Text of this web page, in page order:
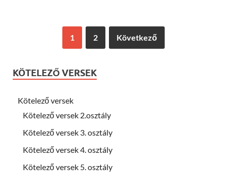
1 2 Következő
KÖTELEZŐ VERSEK
Kötelező versek
Kötelező versek 2.osztály
Kötelező versek 3. osztály
Kötelező versek 4. osztály
Kötelező versek 5. osztály